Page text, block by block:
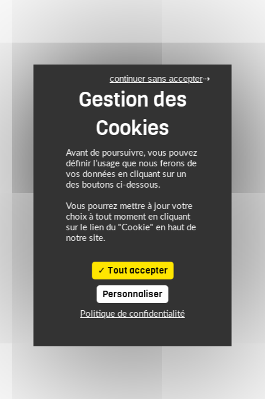
Avant de poursuivre, vous pouvez
définir l’usage que nous ferons de
vos données en cliquant sur un
des boutons ci-dessous.
Vous pourrez mettre à jour votre
choix à tout moment en cliquant
sur le lien du "Cookie" en haut de
notre site.
Tout accepter
continuer sans accepter
Personnaliser
Politique de confidentialité